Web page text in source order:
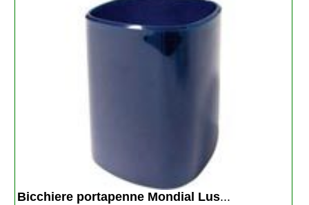
Bicchiere portapenne Mondial Lus...